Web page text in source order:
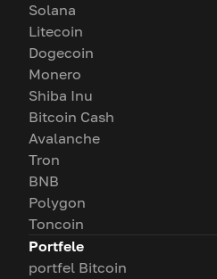
Solana
Litecoin
Dogecoin
Monero
Shiba Inu
Bitcoin Cash
Avalanche
Tron
BNB
Polygon
Toncoin
Portfele
portfel Bitcoin